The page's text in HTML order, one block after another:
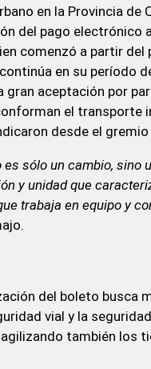
en la Provincia de
del pago electrónico
comenzó a partir del
en su período
gran aceptación por
el transporte
desde el gremio
es sólo un cambio, sino
y unidad que
trabaja en equipo y
del boleto busca
vial y la
también los